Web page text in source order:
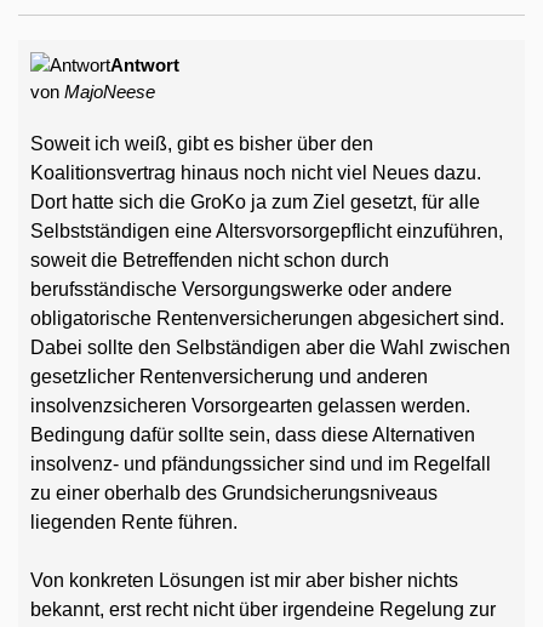
Antwort
von MajoNeese
Soweit ich weiß, gibt es bisher über den
Koalitionsvertrag hinaus noch nicht viel Neues dazu.
Dort hatte sich die GroKo ja zum Ziel gesetzt, für alle
Selbstständigen eine Altersvorsorgepflicht einzuführen,
soweit die Betreffenden nicht schon durch
berufsständische Versorgungswerke oder andere
obligatorische Rentenversicherungen abgesichert sind.
Dabei sollte den Selbständigen aber die Wahl zwischen
gesetzlicher Rentenversicherung und anderen
insolvenzsicheren Vorsorgearten gelassen werden.
Bedingung dafür sollte sein, dass diese Alternativen
insolvenz- und pfändungssicher sind und im Regelfall
zu einer oberhalb des Grundsicherungsniveaus
liegenden Rente führen.
Von konkreten Lösungen ist mir aber bisher nichts
bekannt, erst recht nicht über irgendeine Regelung zur